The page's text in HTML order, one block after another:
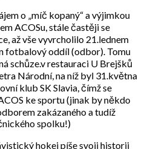
o „míč kopaný“ a výjimkou
ACOSu, stále častěji se
až vše vyvrcholilo 21.lednem
fotbalový oddíl (odbor). Tomu
schůze.v restauraci U Brejšků
Národní, na níž byl 31.května
klub SK Slavia, čímž se
ke sportu (jinak by někdo
zakázaného a tudíž
spolku!)
hokej píše svoji historii